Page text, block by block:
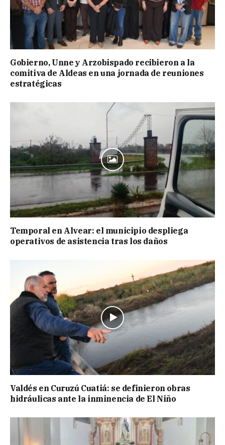
Gobierno, Unne y Arzobispado recibieron a la
comitiva de Aldeas en una jornada de reuniones
estratégicas
Temporal en Alvear: el municipio despliega
operativos de asistencia tras los daños
Valdés en Curuzú Cuatiá: se definieron obras
hidráulicas ante la inminencia de El Niño